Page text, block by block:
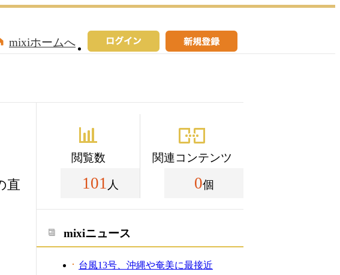
mixiホームへ
直
閲覧数
101 人
関連コンテンツ
0個
mixiニュース
台風13号、沖縄や奄美に最接近